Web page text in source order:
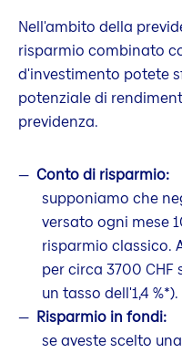
Nell'ambito della
risparmio combinato
d'investimento potete
potenziale di
previdenza.
Conto di risparmio:
supponiamo che
versato ogni mese
risparmio classico.
per circa 3700
un tasso dell'1,4 %*).
Risparmio in fondi:
se aveste scelto